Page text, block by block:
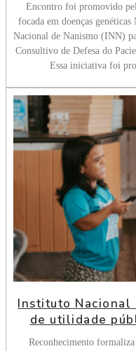
Encontro foi promovido
focada em doenças
Nacional de Nanismo (INN)
Consultivo de Defesa do
Essa iniciativa foi
Instituto Nacional
de utilidade
Reconhecimento